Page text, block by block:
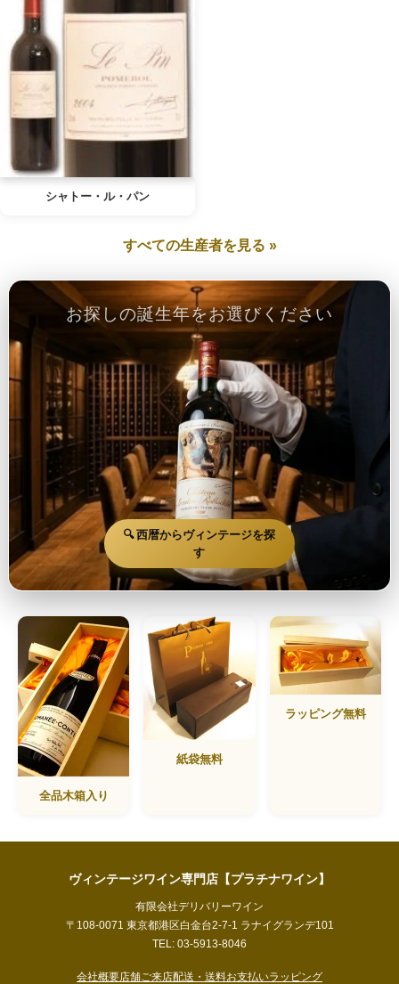
シャトー・ル・パン
すべての生産者を見る »
お探しの誕生年をお選びください
🔍 西暦からヴィンテージを探
す
全品木箱入り
紙袋無料
ラッピング無料
ヴィンテージワイン専門店【プラチナワイン】
有限会社デリバリーワイン
〒108-0071 東京都港区白金台2-7-1 ラナイグランデ101
TEL: 03-5913-8046
会社概要店舗ご来店配送・送料お支払いラッピング